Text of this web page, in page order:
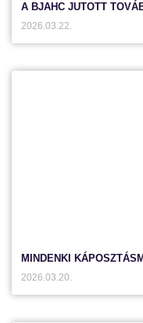
A BJAHC JUTOTT
2026.03.22.
MINDENKI
2026.03.20.